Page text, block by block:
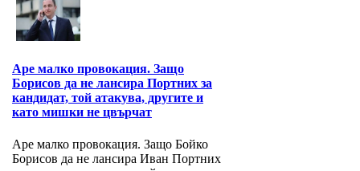
Аре малко провокация. Защо
Борисов да не лансира Портних за
кандидат, той атакува, другите и
като мишки не цвърчат
Аре малко провокация. Защо Бойко
Борисов да не лансира Иван Портних